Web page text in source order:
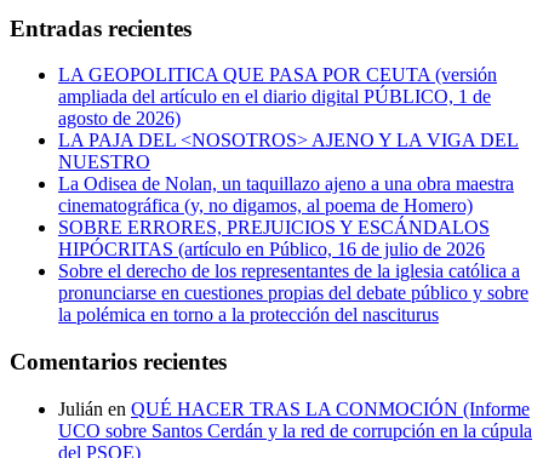
Entradas recientes
LA GEOPOLITICA QUE PASA POR CEUTA (versión
ampliada del artículo en el diario digital PÚBLICO, 1 de
agosto de 2026)
LA PAJA DEL <NOSOTROS> AJENO Y LA VIGA DEL
NUESTRO
La Odisea de Nolan, un taquillazo ajeno a una obra maestra
cinematográfica (y, no digamos, al poema de Homero)
SOBRE ERRORES, PREJUICIOS Y ESCÁNDALOS
HIPÓCRITAS (artículo en Público, 16 de julio de 2026
Sobre el derecho de los representantes de la iglesia católica a
pronunciarse en cuestiones propias del debate público y sobre
la polémica en torno a la protección del nasciturus
Comentarios recientes
Julián en QUÉ HACER TRAS LA CONMOCIÓN (Informe
UCO sobre Santos Cerdán y la red de corrupción en la cúpula
del PSOE)